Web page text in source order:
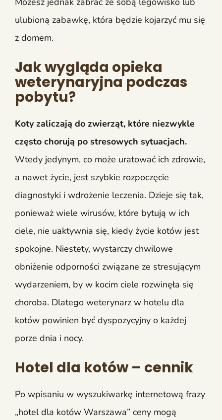
ulubioną zabawkę, która będzie kojarzyć mu się
z domem.
Jak wygląda opieka
weterynaryjna podczas
pobytu?
Koty zaliczają do zwierząt, które niezwykle
często chorują po stresowych sytuacjach.
Wtedy jedynym, co może uratować ich zdrowie,
a nawet życie, jest szybkie rozpoczęcie
diagnostyki i wdrożenie leczenia. Dzieje się tak,
ponieważ wiele wirusów, które bytują w ich
ciele, nie uaktywnia się, kiedy życie kotów jest
spokojne. Niestety, wystarczy chwilowe
obniżenie odporności związane ze stresującym
wydarzeniem, by w kocim ciele rozwinęła się
choroba. Dlatego weterynarz w hotelu dla
kotów powinien być dyspozycyjny o każdej
porze dnia i nocy.
Hotel dla kotów – cennik
Po wpisaniu w wyszukiwarkę internetową frazy
„hotel dla kotów Warszawa” ceny mogą